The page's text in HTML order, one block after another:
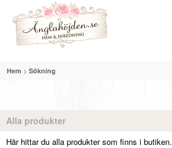
Hem > Sökning
Alla produkter
Här hittar du alla produkter som finns i butiken.